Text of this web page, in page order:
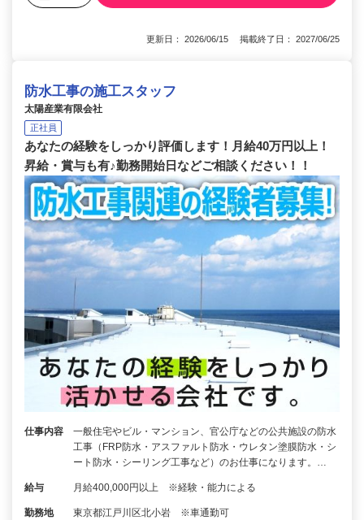
更新日： 2026/06/15 掲載終了日： 2027/06/25
防水工事の施工スタッフ
太陽産業有限会社
正社員
あなたの経験をしっかり評価します！月給40万円以上！
昇給・賞与も有♪勤務開始日などご相談ください！！
仕事内容
一般住宅やビル・マンション、官公庁などの公共施設の防水
工事（FRP防水・アスファルト防水・ウレタン塗膜防水・シ
ート防水・シーリング工事など）のお仕事になります。…
給与 月給400,000円以上 ※経験・能力による
勤務地 東京都江戸川区北小岩 ※車通勤可